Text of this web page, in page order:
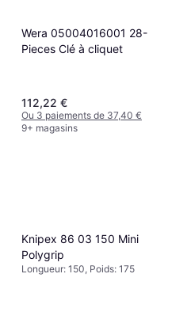
Wera 05004016001 28-
Pieces Clé à cliquet
112,22 €
Ou 3 paiements de 37,40 €
9+ magasins
Knipex 86 03 150 Mini
Polygrip
Longueur: 150, Poids: 175